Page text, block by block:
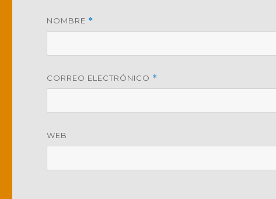
NOMBRE *
CORREO ELECTRÓNICO *
WEB